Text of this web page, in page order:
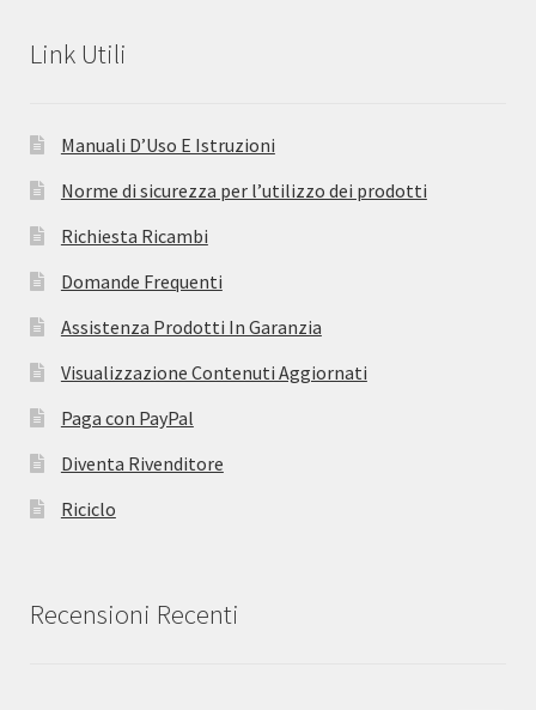
Link Utili
Manuali D’Uso E Istruzioni
Norme di sicurezza per l’utilizzo dei prodotti
Richiesta Ricambi
Domande Frequenti
Assistenza Prodotti In Garanzia
Visualizzazione Contenuti Aggiornati
Paga con PayPal
Diventa Rivenditore
Riciclo
Recensioni Recenti